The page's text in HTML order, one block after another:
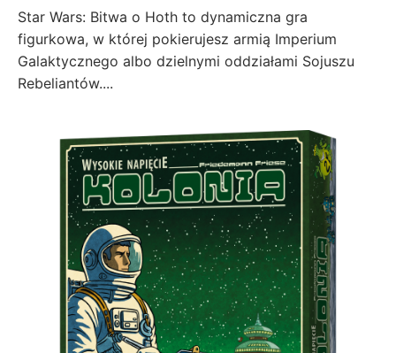
Star Wars: Bitwa o Hoth to dynamiczna gra
figurkowa, w której pokierujesz armią Imperium
Galaktycznego albo dzielnymi oddziałami Sojuszu
Rebeliantów....